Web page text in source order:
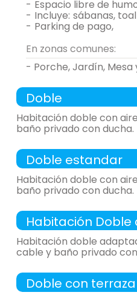
- espacio libre de
- incluye: sábanas,
-
parking de pago,
En zonas comunes:
- Porche, Jardín, Mesa
Doble
Habitación doble con
baño privado con ducha.
-
habitación con: 1
- 18 m²,
General:
Distribución:
- cama de
Doble estandar
Habitación doble con
baño privado con ducha.
-
habitación con: 1
- 18 m²,
General:
Distribución:
Habitación Doble
Habitación doble
cable y baño privado
-
habitación con: 1
- 15 m²,
Doble con